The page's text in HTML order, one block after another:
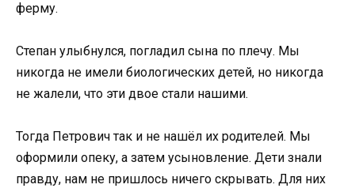
ферму.
Степан улыбнулся, погладил сына по плечу. Мы
никогда не имели биологических детей, но никогда
не жалели, что эти двое стали нашими.
Тогда Петрович так и не нашёл их родителей. Мы
оформили опеку, а затем усыновление. Дети знали
правду, нам не пришлось ничего скрывать. Для них